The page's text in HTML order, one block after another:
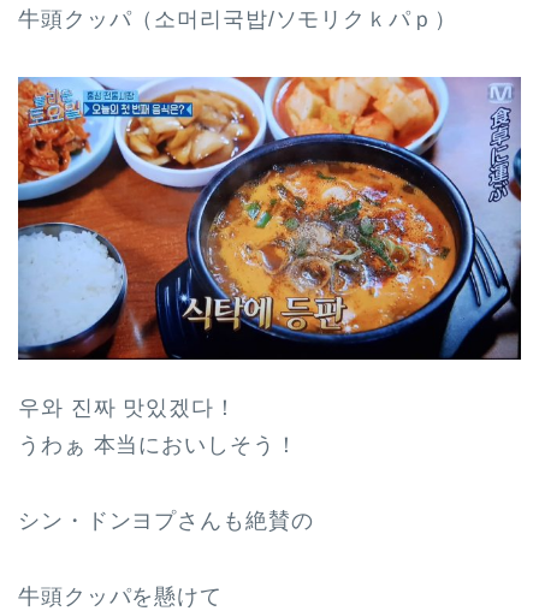
牛頭クッパ（소머리국밥/ソモリクｋパｐ）
우와 진짜 맛있겠다！
うわぁ 本当においしそう！
シン・ドンヨプさんも絶賛の
牛頭クッパを懸けて